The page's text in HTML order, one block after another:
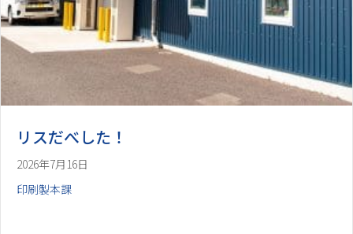
リスだべした！
2026年7月16日
印刷製本課